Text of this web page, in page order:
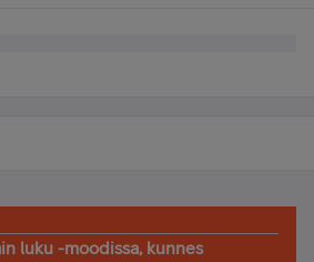
luku -moodissa, kunnes